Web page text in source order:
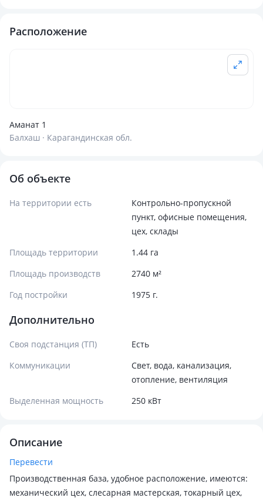
Расположение
Аманат 1
Балхаш · Карагандинская обл.
Об объекте
На территории есть
Контрольно-пропускной
пункт, офисные помещения,
цех, склады
Площадь территории
1.44 га
Площадь производств
2740 м²
Год постройки
1975 г.
Дополнительно
Своя подстанция (ТП)
Есть
Коммуникации
Свет, вода, канализация,
отопление, вентиляция
Выделенная мощность
250 кВт
Описание
Перевести
Производственная база, удобное расположение, имеются:
механический цех, слесарная мастерская, токарный цех,